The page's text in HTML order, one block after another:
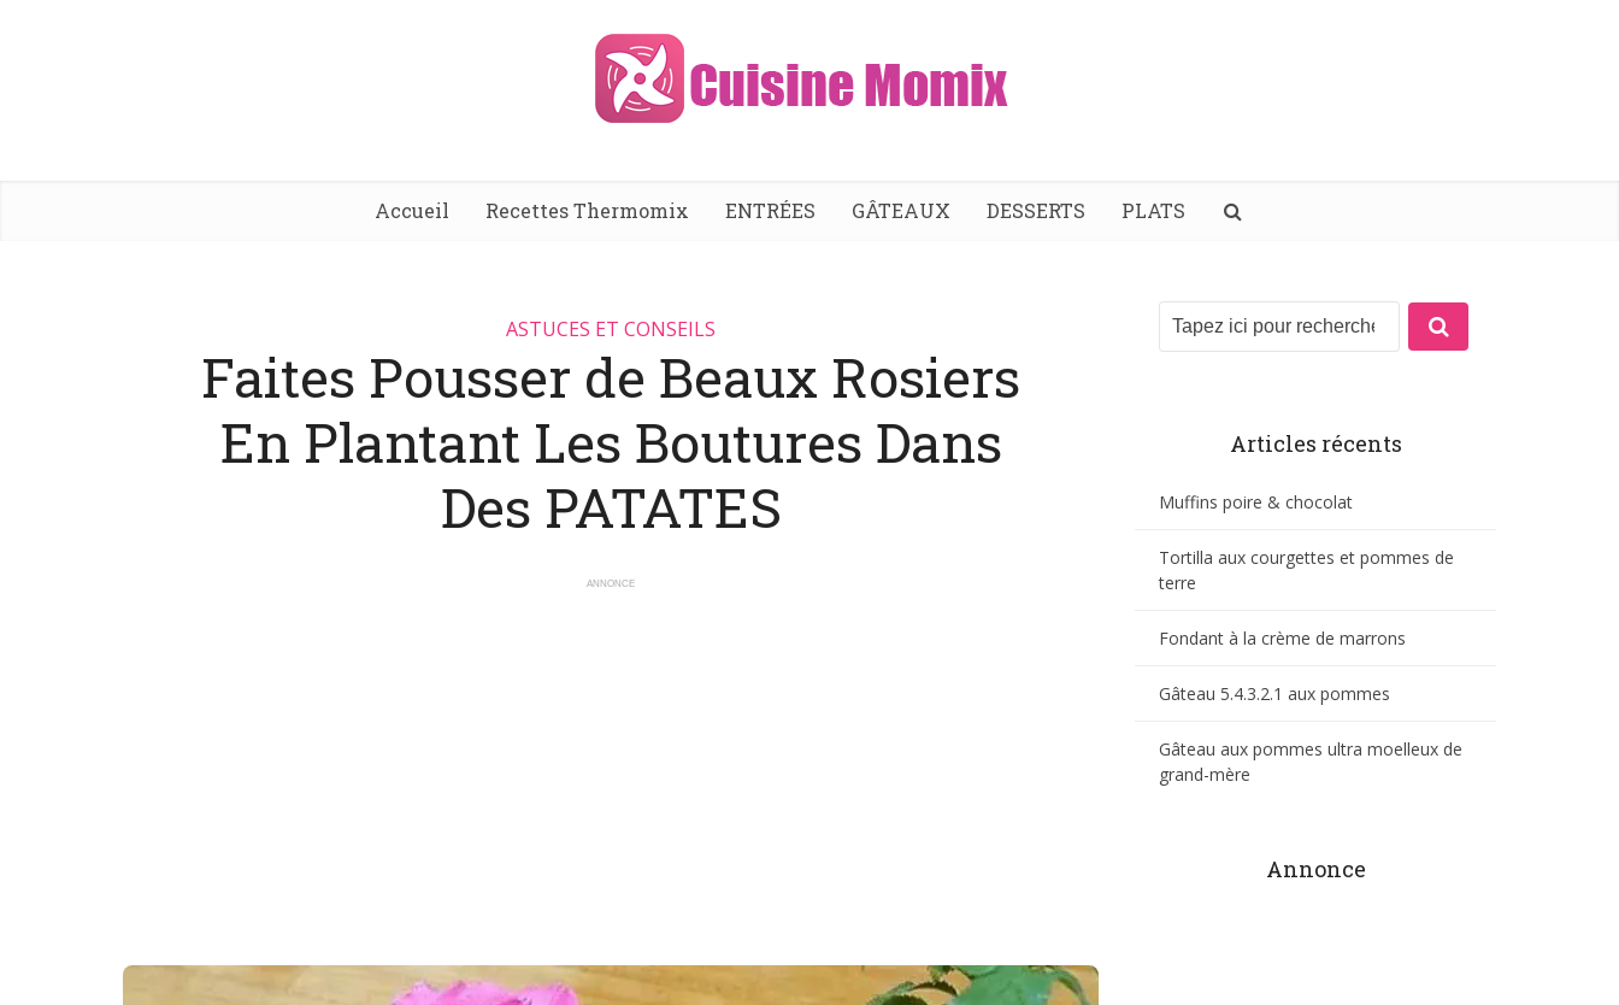
Accueil Recettes Thermomix ENTRÉES GÂTEAUX DESSERTS PLATS
ASTUCES ET CONSEILS
Faites Pousser de Beaux Rosiers
En Plantant Les Boutures Dans
Des PATATES
ANNONCE
Articles récents
Muffins poire & chocolat
Tortilla aux courgettes et pommes de
terre
Fondant à la crème de marrons
Gâteau 5.4.3.2.1 aux pommes
Gâteau aux pommes ultra moelleux de
grand-mère
Annonce